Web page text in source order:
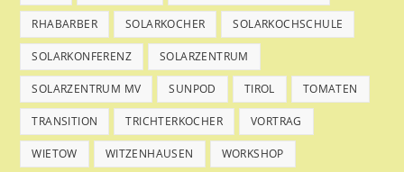
RHABARBER SOLARKOCHER SOLARKOCHSCHULE
SOLARKONFERENZ SOLARZENTRUM
SOLARZENTRUM MV SUNPOD TIROL TOMATEN
TRANSITION TRICHTERKOCHER VORTRAG
WIETOW WITZENHAUSEN WORKSHOP